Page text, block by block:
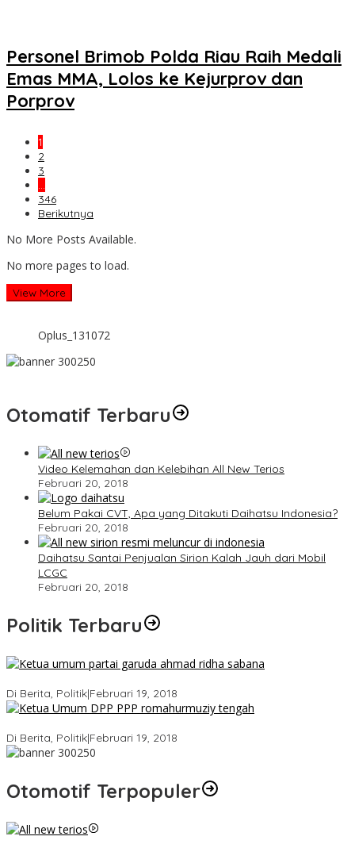
Personel Brimob Polda Riau Raih Medali
Emas MMA, Lolos ke Kejurprov dan
Porprov
1
2
3
…
346
Berikutnya
No More Posts Available.
No more pages to load.
View More
Oplus_131072
Otomatif Terbaru
Video Kelemahan dan Kelebihan All New Terios
Februari 20, 2018
Belum Pakai CVT, Apa yang Ditakuti Daihatsu Indonesia?
Februari 20, 2018
Daihatsu Santai Penjualan Sirion Kalah Jauh dari Mobil
LCGC
Februari 20, 2018
Politik Terbaru
Di Berita, Politik|Februari 19, 2018
Di Berita, Politik|Februari 19, 2018
Otomotif Terpopuler